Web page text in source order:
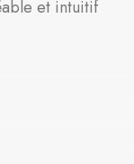
et intuitif